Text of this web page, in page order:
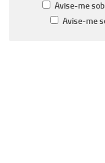
Avise-me
Avise-me